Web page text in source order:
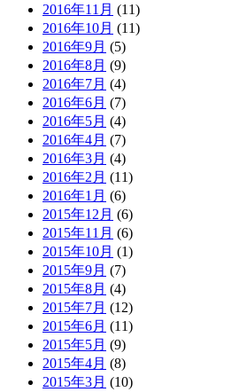
2016年11月 (11)
2016年10月 (11)
2016年9月 (5)
2016年8月 (9)
2016年7月 (4)
2016年6月 (7)
2016年5月 (4)
2016年4月 (7)
2016年3月 (4)
2016年2月 (11)
2016年1月 (6)
2015年12月 (6)
2015年11月 (6)
2015年10月 (1)
2015年9月 (7)
2015年8月 (4)
2015年7月 (12)
2015年6月 (11)
2015年5月 (9)
2015年4月 (8)
2015年3月 (10)